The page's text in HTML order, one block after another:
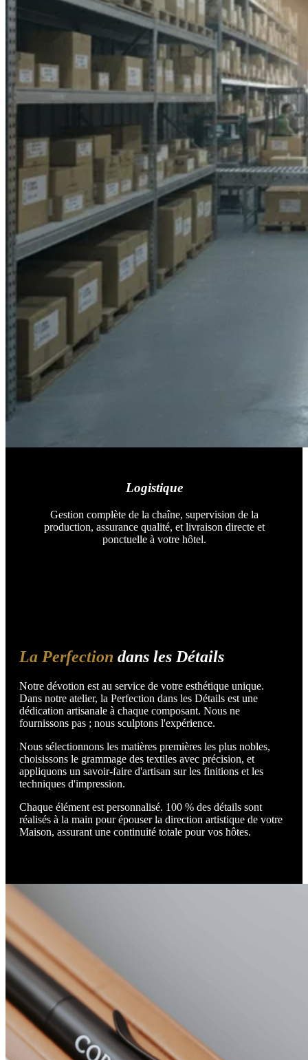
Logistique
Gestion complète de la chaîne, supervision de la
production, assurance qualité, et livraison directe et
ponctuelle à votre hôtel.
La Perfection dans les Détails
Notre dévotion est au service de votre esthétique unique.
Dans notre atelier, la Perfection dans les Détails est une
dédication artisanale à chaque composant. Nous ne
fournissons pas ; nous sculptons l'expérience.
Nous sélectionnons les matières premières les plus nobles,
choisissons le grammage des textiles avec précision, et
appliquons un savoir-faire d'artisan sur les finitions et les
techniques d'impression.
Chaque élément est personnalisé. 100 % des détails sont
réalisés à la main pour épouser la direction artistique de votre
Maison, assurant une continuité totale pour vos hôtes.